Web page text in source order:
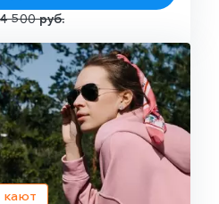
500 руб.
кают